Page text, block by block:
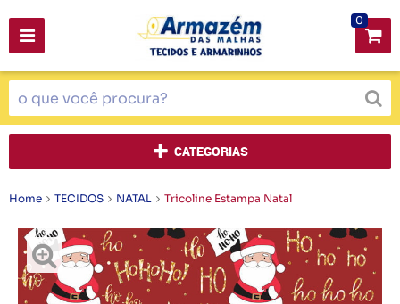
0
CATEGORIAS
Home TECIDOS NATAL Tricoline Estampa Natal